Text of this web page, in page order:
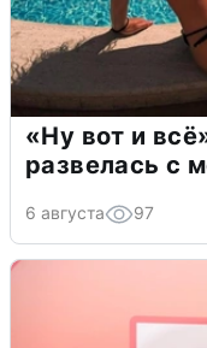
«Ну вот и
развелась с
6 августа 97